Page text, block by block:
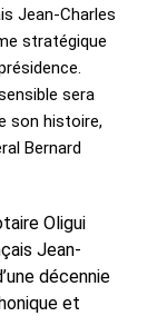
Jean-Charles
stratégique
sera
son histoire,
Bernard
Oligui
Jean-
décennie
et